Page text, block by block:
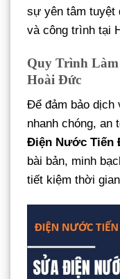
sự yên tâm tuyệt
và công trình tại
Quy Trình Làm
Hoài Đức
Để đảm bảo dịch
nhanh chóng, an
Điện Nước Tiến
bài bản, minh
tiết kiệm thời